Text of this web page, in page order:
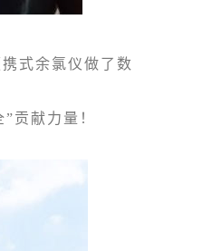
式余氯仪做了数
贡献力量！